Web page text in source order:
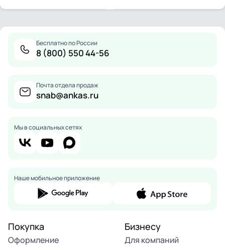
Бесплатно по России
8 (800) 550 44-56
Почта отдела продаж
snab@ankas.ru
Мы в социальных сетях
Наше мобильное приложение
Покупка
Оформление
Бизнесу
Для компаний